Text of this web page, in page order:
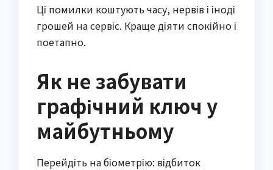
Ці помилки коштують часу, нервів і іноді
грошей на сервіс. Краще діяти спокійно і
поетапно.
Як не забувати
графічний ключ у
майбутньому
Перейдіть на біометрію: відбиток